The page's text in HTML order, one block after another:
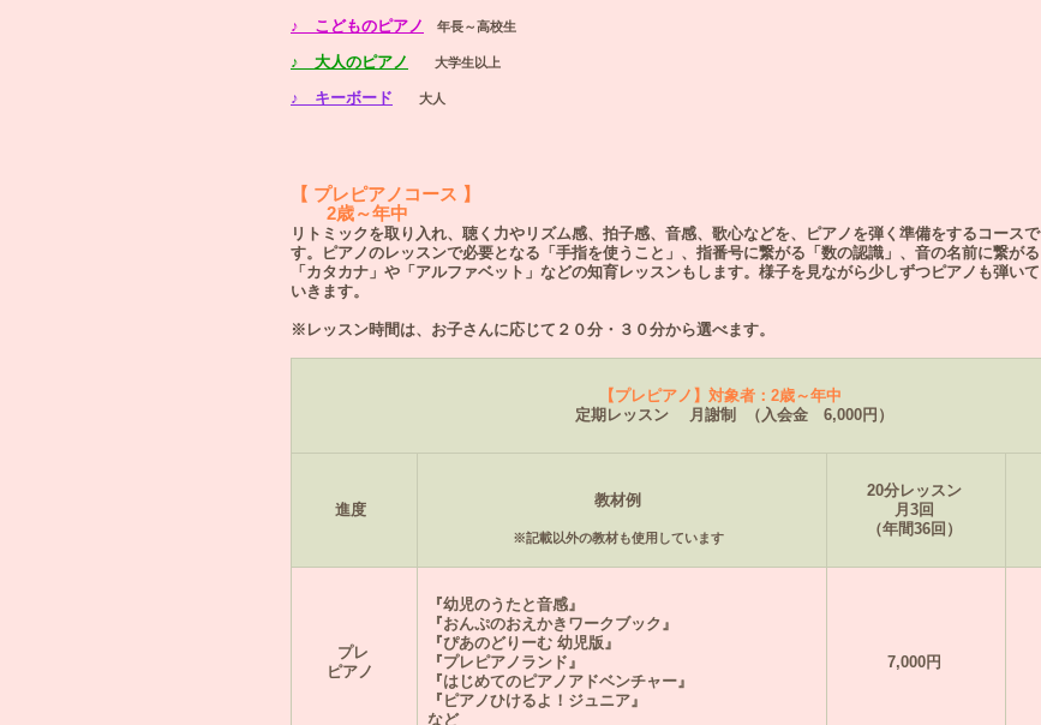
♪ こどものピアノ 年長～高校生
♪ 大人のピアノ 大学生以上
♪ キーボード 大人
【 プレピアノコース 】
2歳～年中
リトミックを取り入れ、聴く力やリズム感、拍子感、音感、歌心などを、ピアノを弾く準備をするコースで
す。ピアノのレッスンで必要となる「手指を使うこと」、指番号に繋がる「数の認識」、音の名前に繋がる
「カタカナ」や「アルファベット」などの知育レッスンもします。様子を見ながら少しずつピアノも弾いて
いきます。
※レッスン時間は、お子さんに応じて２０分・３０分から選べます。
【プレピアノ】対象者：2歳～年中
定期レッスン 月謝制 （入会金 6,000円）
進度
教材例
※記載以外の教材も使用しています
20分レッスン
月3回
（年間36回）
プレ
ピアノ
『幼児のうたと音感』
『おんぷのおえかきワークブック』
『ぴあのどりーむ 幼児版』
『プレピアノランド』
『はじめてのピアノアドベンチャー』
『ピアノひけるよ！ジュニア』
など
7,000円